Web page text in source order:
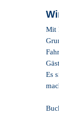
Mit
Es